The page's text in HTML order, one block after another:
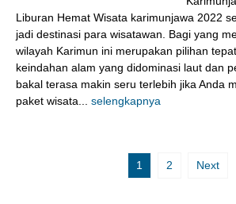
Liburan Hemat Wisata karimunjawa 2022
jadi destinasi para wisatawan. Bagi yang
wilayah Karimun ini merupakan pilihan
keindahan alam yang didominasi laut dan
bakal terasa makin seru terlebih jika Anda
paket wisata... selengkapnya
1 2 Next